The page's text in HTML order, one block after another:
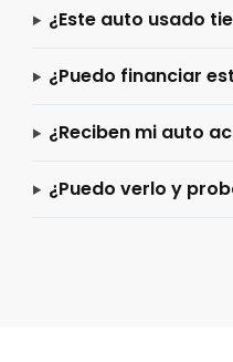
¿Este auto usado
¿Puedo financiar
¿Reciben mi auto
¿Puedo verlo y